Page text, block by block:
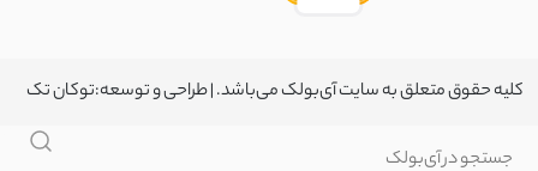
کلیه حقوق متعلق به سایت آی‌بولک می‌باشد. | طراحی و توسعه:توکان تک